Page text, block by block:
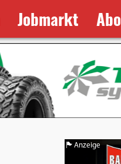
Jobmarkt Abo
Anzeige